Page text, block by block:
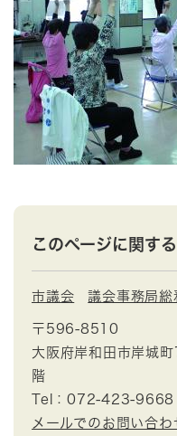
このページに関す
市議会 議会事務局総
〒596-8510
大阪府岸和田市岸城
階
Tel：072-423-9668
メールでのお問い合